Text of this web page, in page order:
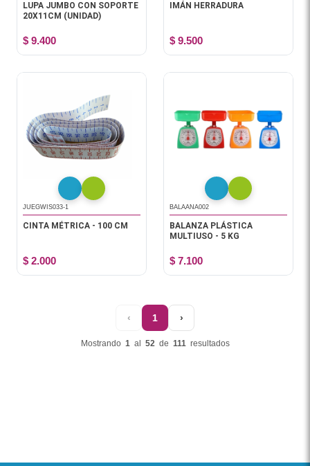
LUPA JUMBO CON SOPORTE
20X11CM (UNIDAD)
$ 9.400
IMÁN HERRADURA
$ 9.500
JUEGWIS033-1
CINTA MÉTRICA - 100 CM
$ 2.000
BALAANA002
BALANZA PLÁSTICA
MULTIUSO - 5 KG
$ 7.100
‹ 1 ›
Mostrando 1 al 52 de 111 resultados